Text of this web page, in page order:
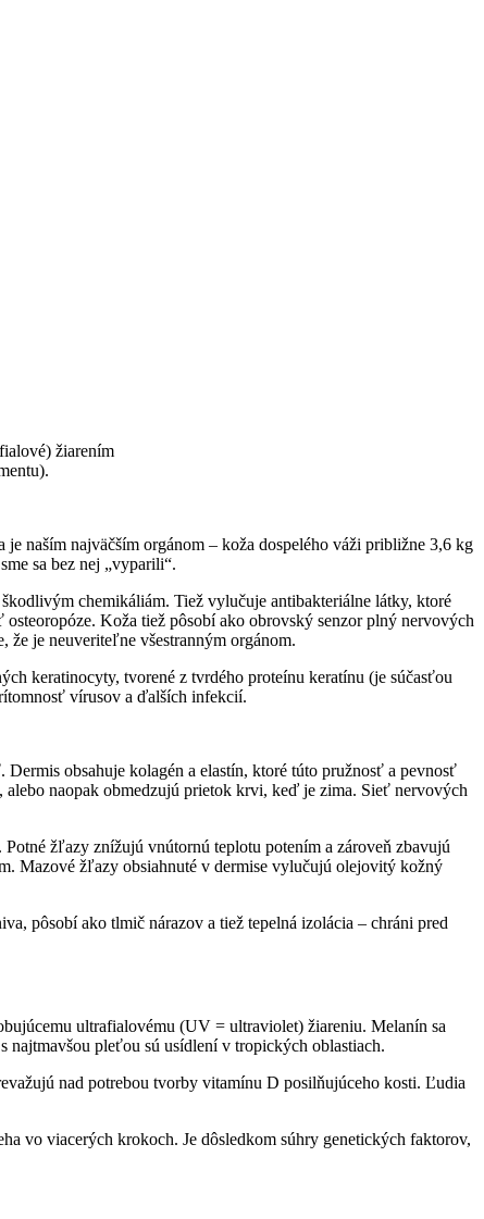
žiarením
naším najväčším orgánom – koža dospelého váži približne 3,6 kg
sa bez nej „vyparili“.
chemikáliám. Tiež vylučuje antibakteriálne látky, ktoré
Koža tiež pôsobí ako obrovský senzor plný nervových
je neuveriteľne všestranným orgánom.
keratinocyty, tvorené z tvrdého proteínu keratínu (je súčasťou
vírusov a ďalších infekcií.
obsahuje kolagén a elastín, ktoré túto pružnosť a pevnosť
naopak obmedzujú prietok krvi, keď je zima. Sieť nervových
žľazy znížujú vnútornú teplotu potením a zároveň zbavujú
Mazové žľazy obsiahnuté v dermise vylučujú olejovitý kožný
pôsobí ako tlmič nárazov a tiež tepelná izolácia – chráni pred
ultrafialovému (UV = ultraviolet) žiareniu. Melanín sa
pleťou sú usídlení v tropických oblastiach.
nad potrebou tvorby vitamínu D posilňujúceho kosti. Ľudia
vo viacerých krokoch. Je dôsledkom súhry genetických faktorov,